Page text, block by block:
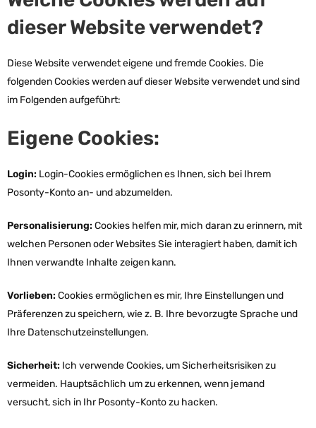
dieser Website verwendet?
Diese Website verwendet eigene und fremde Cookies. Die
folgenden Cookies werden auf dieser Website verwendet und sind
im Folgenden aufgeführt:
Eigene Cookies:
Login: Login-Cookies ermöglichen es Ihnen, sich bei Ihrem
Posonty-Konto an- und abzumelden.
Personalisierung:Cookies helfen mir, mich daran zu erinnern, mit
welchen Personen oder Websites Sie interagiert haben, damit ich
Ihnen verwandte Inhalte zeigen kann.
Vorlieben:Cookies ermöglichen es mir, Ihre Einstellungen und
Präferenzen zu speichern, wie z. B. Ihre bevorzugte Sprache und
Ihre Datenschutzeinstellungen.
Sicherheit: Ich verwende Cookies, um Sicherheitsrisiken zu
vermeiden. Hauptsächlich um zu erkennen, wenn jemand
versucht, sich in Ihr Posonty-Konto zu hacken.